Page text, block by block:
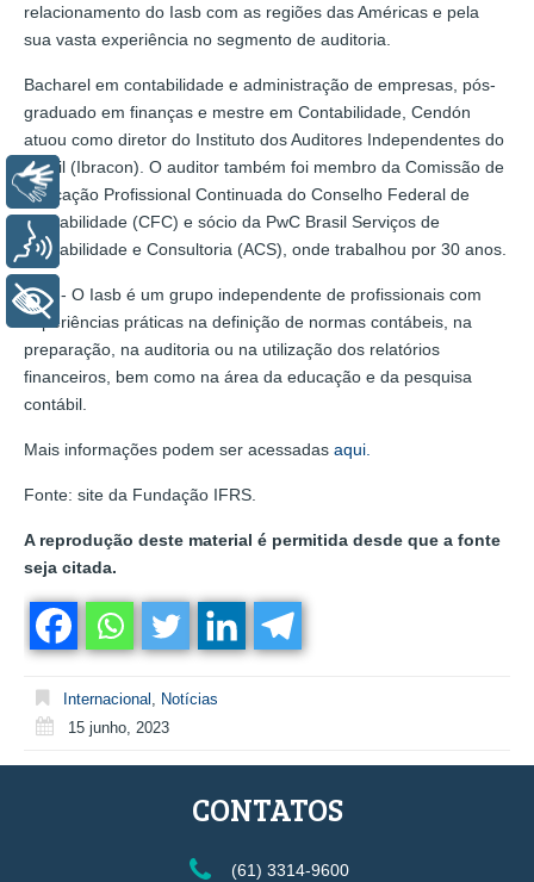
relacionamento do Iasb com as regiões das Américas e pela
sua vasta experiência no segmento de auditoria.
Bacharel em contabilidade e administração de empresas, pós-
graduado em finanças e mestre em Contabilidade, Cendón
atuou como diretor do Instituto dos Auditores Independentes do
Brasil (Ibracon). O auditor também foi membro da Comissão de
Educação Profissional Continuada do Conselho Federal de
Contabilidade (CFC) e sócio da PwC Brasil Serviços de
Contabilidade e Consultoria (ACS), onde trabalhou por 30 anos.
Iasb - O Iasb é um grupo independente de profissionais com
experiências práticas na definição de normas contábeis, na
preparação, na auditoria ou na utilização dos relatórios
financeiros, bem como na área da educação e da pesquisa
contábil.
Mais informações podem ser acessadas aqui.
Fonte: site da Fundação IFRS.
A reprodução deste material é permitida desde que a fonte
seja citada.
Internacional
Notícias
15 junho, 2023
CONTATOS
(61) 3314-9600
Voz
+ Acessibilidade